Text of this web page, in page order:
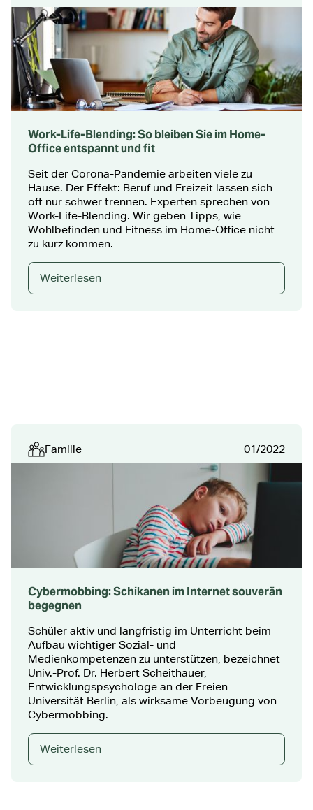
Work-Life-Blending: So bleiben Sie im Home-
Office entspannt und fit
Seit der Corona-Pandemie arbeiten viele zu
Hause. Der Effekt: Beruf und Freizeit lassen sich
oft nur schwer trennen. Experten sprechen von
Work-Life-Blending. Wir geben Tipps, wie
Wohlbefinden und Fitness im Home-Office nicht
zu kurz kommen.
Weiterlesen
Familie 01/2022
Cybermobbing: Schikanen im Internet souverän
begegnen
Schüler aktiv und langfristig im Unterricht beim
Aufbau wichtiger Sozial- und
Medienkompetenzen zu unterstützen, bezeichnet
Univ.-Prof. Dr. Herbert Scheithauer,
Entwicklungspsychologe an der Freien
Universität Berlin, als wirksame Vorbeugung von
Cybermobbing.
Weiterlesen